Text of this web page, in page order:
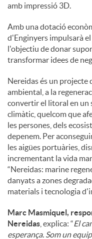
amb impressió 3D.
Amb una dotació
d'Enginyers impulsarà
l'objectiu de donar
transformar idees de
Nereidas és un
ambiental, a la
convertir el litoral en un
climàtic, quelcom que
les persones, dels
depenem. Per
les aigües portuàries,
incrementant la vida
“Nereidas: marine
danyats a zones
materials i tecnologia
Marc Masmiquel,
Nereidas , explica: “El
esperança. Som un